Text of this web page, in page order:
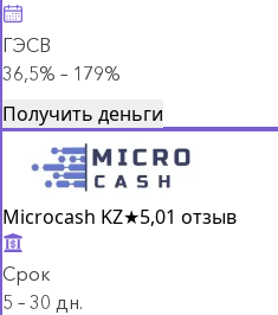
ГЭСВ
36,5% – 179%
Получить деньги
Microcash KZ★5,01 отзыв
Срок
5 – 30 дн.